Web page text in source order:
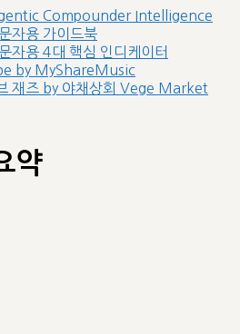
Compounder Intelligence
자용 가이드북
자용 4대 핵심 인디케이터
by MyShareMusic
재즈 by 야채상회 Vege Market
약